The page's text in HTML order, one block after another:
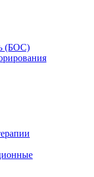
(БОС)